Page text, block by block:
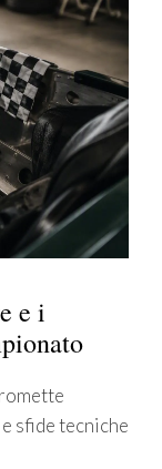
e i
sfide tecniche